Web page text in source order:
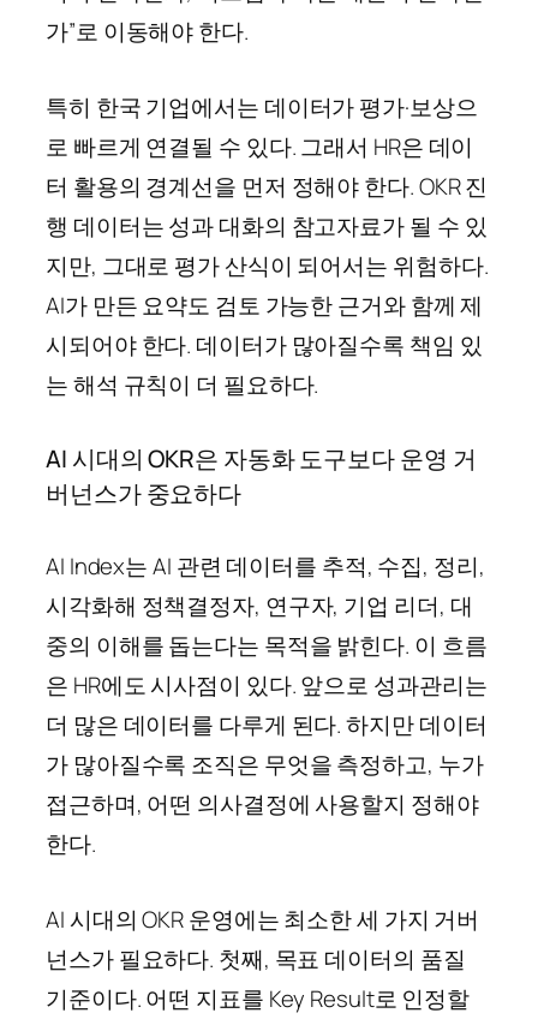
가”로 이동해야 한다.
특히 한국 기업에서는 데이터가 평가·보상으
로 빠르게 연결될 수 있다. 그래서 HR은 데이
터 활용의 경계선을 먼저 정해야 한다. OKR 진
행 데이터는 성과 대화의 참고자료가 될 수 있
지만, 그대로 평가 산식이 되어서는 위험하다.
AI가 만든 요약도 검토 가능한 근거와 함께 제
시되어야 한다. 데이터가 많아질수록 책임 있
는 해석 규칙이 더 필요하다.
AI 시대의 OKR은 자동화 도구보다 운영 거
버넌스가 중요하다
AI Index는 AI 관련 데이터를 추적, 수집, 정리,
시각화해 정책결정자, 연구자, 기업 리더, 대
중의 이해를 돕는다는 목적을 밝힌다. 이 흐름
은 HR에도 시사점이 있다. 앞으로 성과관리는
더 많은 데이터를 다루게 된다. 하지만 데이터
가 많아질수록 조직은 무엇을 측정하고, 누가
접근하며, 어떤 의사결정에 사용할지 정해야
한다.
AI 시대의 OKR 운영에는 최소한 세 가지 거버
넌스가 필요하다. 첫째, 목표 데이터의 품질
기준이다. 어떤 지표를 Key Result로 인정할